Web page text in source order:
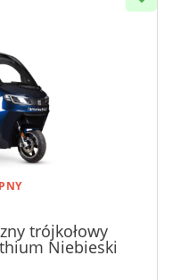
trójkołowy
Niebieski